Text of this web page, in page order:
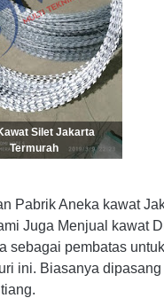
Silet Jakarta
Termurah
Pabrik Aneka kawat
Juga Menjual kawat
pembatas
ini. Biasanya